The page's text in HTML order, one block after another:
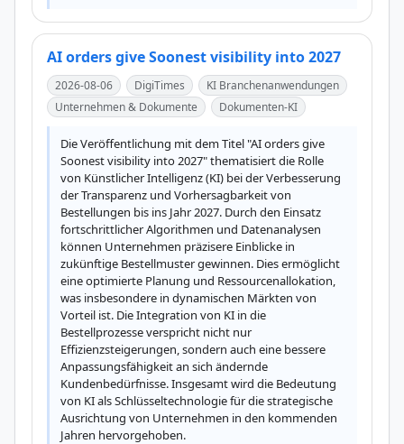
AI orders give Soonest visibility into 2027
2026-08-06 DigiTimes
KI Branchenanwendungen
Unternehmen & Dokumente
Dokumenten-KI
Die Veröffentlichung mit dem Titel "AI orders give
Soonest visibility into 2027" thematisiert die Rolle
von Künstlicher Intelligenz (KI) bei der Verbesserung
der Transparenz und Vorhersagbarkeit von
Bestellungen bis ins Jahr 2027. Durch den Einsatz
fortschrittlicher Algorithmen und Datenanalysen
können Unternehmen präzisere Einblicke in
zukünftige Bestellmuster gewinnen. Dies ermöglicht
eine optimierte Planung und Ressourcenallokation,
was insbesondere in dynamischen Märkten von
Vorteil ist. Die Integration von KI in die
Bestellprozesse verspricht nicht nur
Effizienzsteigerungen, sondern auch eine bessere
Anpassungsfähigkeit an sich ändernde
Kundenbedürfnisse. Insgesamt wird die Bedeutung
von KI als Schlüsseltechnologie für die strategische
Ausrichtung von Unternehmen in den kommenden
Jahren hervorgehoben.